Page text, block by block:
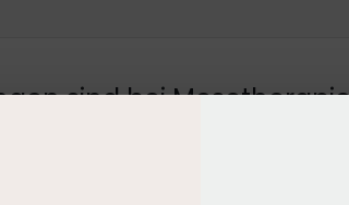
sind bei
und risikoarmes
Dennoch sind bestimmte